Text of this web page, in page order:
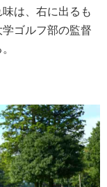
は、右に出るも
ゴルフ部の監督